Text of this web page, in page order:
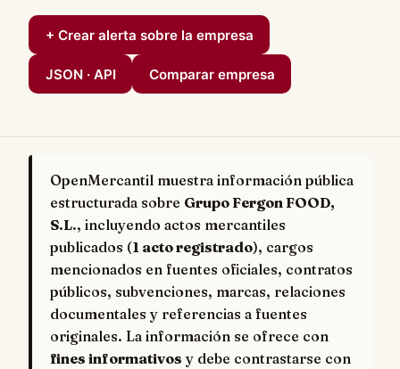
+ Crear alerta sobre la empresa
JSON · API Comparar empresa
OpenMercantil muestra información pública
estructurada sobre Grupo Fergon FOOD,
S.L., incluyendo actos mercantiles
publicados (1 acto registrado), cargos
mencionados en fuentes oficiales, contratos
públicos, subvenciones, marcas, relaciones
documentales y referencias a fuentes
originales. La información se ofrece con
fines informativos y debe contrastarse con